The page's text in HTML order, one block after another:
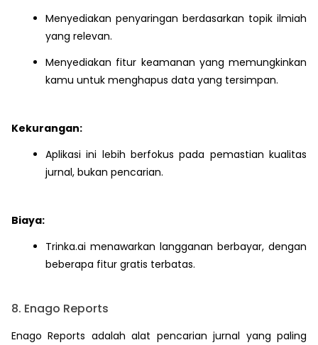
Menyediakan penyaringan berdasarkan topik ilmiah
yang relevan.
Menyediakan fitur keamanan yang memungkinkan
kamu untuk menghapus data yang tersimpan.
Kekurangan:
Aplikasi ini lebih berfokus pada pemastian kualitas
jurnal, bukan pencarian.
Biaya:
Trinka.ai menawarkan langganan berbayar, dengan
beberapa fitur gratis terbatas.
8. Enago Reports
Enago Reports adalah alat pencarian jurnal yang paling